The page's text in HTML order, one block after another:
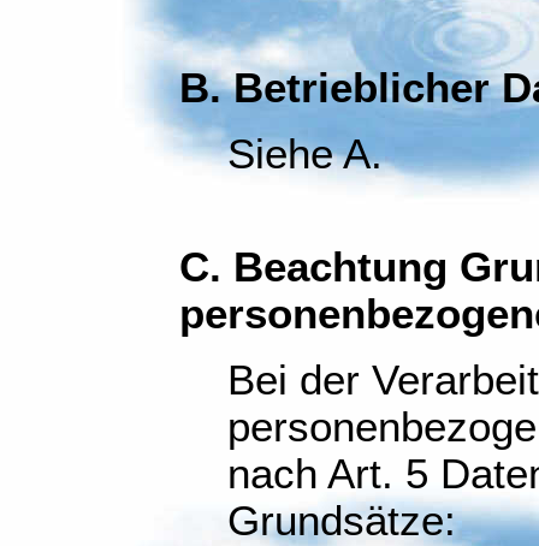
B. Betrieblicher
Siehe A.
C. Beachtung
Bei der
nach Art. 5
Grundsätze: